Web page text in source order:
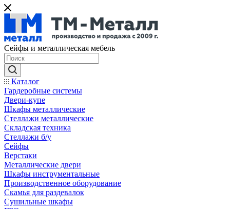
Сейфы и металлическая мебель
Каталог
Гардеробные системы
Двери-купе
Шкафы металлические
Стеллажи металлические
Складская техника
Стеллажи б/у
Сейфы
Верстаки
Металлические двери
Шкафы инструментальные
Производственное оборудование
Скамья для раздевалок
Сушильные шкафы